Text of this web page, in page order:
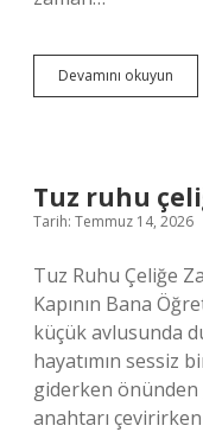
Devamını okuyun
izi
Tuz ruhu
Tarih: Temmuz 14, 2026
Tuz Ruhu Çeliğe
Kapının Bana
küçük avlusunda
hayatımın sessiz
giderken önünden
anahtarı